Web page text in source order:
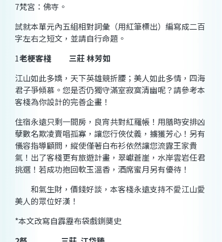
7梵宮：佛寺。
試就本單元內五組相對詞彙（用紅筆標出） 編寫成二百
字左右之短文，並請自行命題。
1老梗客棧 三莊林芳如
江山如此多嬌，天下英雄競折腰；美人如此多情，四海
君子爭傾慕。您是否仍獨守滿室寂寞清幽呢？請參考本
客棧為你設計的完善企畫！
住宿永遠只剩一間房，良宵共對紅羅帳 ！用膳時安排凶
孽數名欺凌賣唱孤寡，讓您行俠仗義，擄獲芳心！另有
儀容指導顧問，縱使僅著白布衫依然讓您流露王家貴
氣！出了客棧更有旅遊計畫， 翠巘蒼崖 ， 水岸雲岩任君
挑選！若成功抱回軟玉溫香 ，酒席蜜月另有優待！
和氣生財，價錢好談，本客棧永遠支持不愛江山愛
美人的眾位好漢！
*本文改寫自霹靂布袋戲鍘龑史